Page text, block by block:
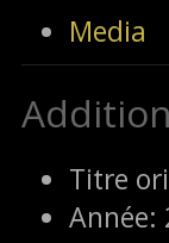
Media
Titre
Année: